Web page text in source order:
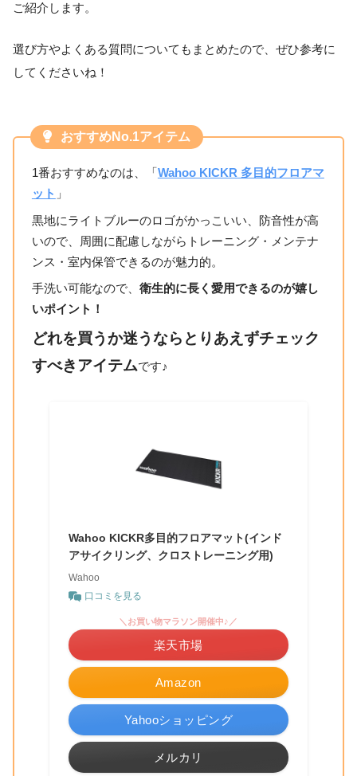
ご紹介します。
選び方やよくある質問についてもまとめたので、ぜひ参考に
してくださいね！
おすすめNo.1アイテム
1番おすすめなのは、「 Wahoo KICKR 多目的フロアマ
ット 」
黒地にライトブルーのロゴがかっこいい、防音性が高
いので、周囲に配慮しながらトレーニング・メンテナ
ンス・室内保管できるのが魅力的。
手洗い可能なので、 衛生的に長く愛用できるのが嬉し
いポイント！
どれを買うか迷うならとりあえずチェック
すべきアイテムです♪
Wahoo KICKR多目的フロアマット(インド
アサイクリング、クロストレーニング用)
Wahoo
口コミを見る
Amazon
＼お買い物マラソン開催中♪／
楽天市場
Yahooショッピング
メルカリ